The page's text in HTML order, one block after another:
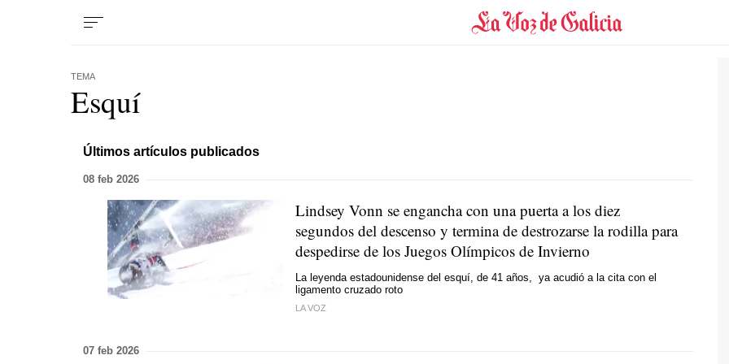
TEMA
Esquí
Últimos artículos publicados
08 feb 2026
Lindsey Vonn se engancha con una puerta a los diez
segundos del descenso y termina de destrozarse la rodilla para
despedirse de los Juegos Olímpicos de Invierno
La leyenda estadounidense del esquí, de 41 años, ya acudió a la cita con el
ligamento cruzado roto
LA VOZ
07 feb 2026